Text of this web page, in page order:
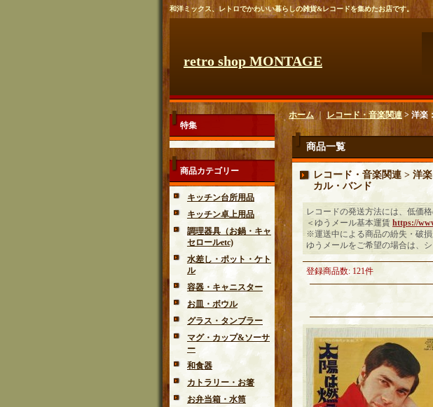
和洋ミックス、レトロでかわいい暮らしの雑貨&レコードを集めたお店です。
retro shop MONTAGE
特集
商品カテゴリー
キッチン台所用品
キッチン卓上用品
調理器具（お鍋・キャ
セロールetc)
水差し・ポット・ケト
ル
容器・キャニスター
お皿・ボウル
グラス・タンブラー
マグ・カップ&ソーサ
ー
和食器
カトラリー・お箸
お弁当箱・水筒
ホーム｜ レコード・音楽関連 > 洋楽
商品一覧
レコード・音楽関連 > 洋
カル・バンド
レコードの発送方法には、低価
＜ゆうメール基本運賃 https://
※運送中による商品の紛失・破損
ゆうメールをご希望の場合は、
登録商品数: 121件